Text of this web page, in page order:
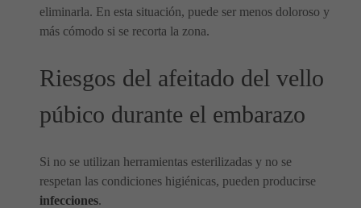
eliminarla. En esta situación, puede ser menos doloroso y
más cómodo si se recorta la zona.
Riesgos del afeitado del vello
púbico durante el embarazo
Si no se utilizan herramientas esterilizadas y no se
respetan las condiciones higiénicas, pueden producirse
infecciones.